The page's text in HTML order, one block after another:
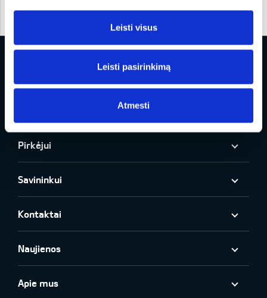
Leisti visus
Leisti pasirinkimą
Atmesti
Pirkėjui
Savininkui
Kontaktai
Naujienos
Apie mus